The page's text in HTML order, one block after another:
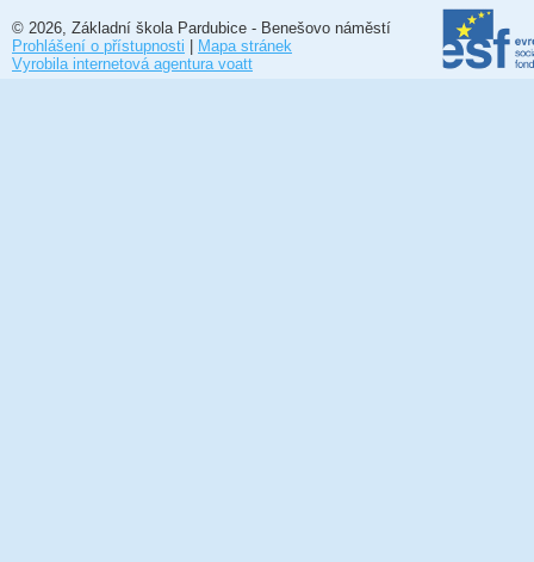
© 2026, Základní škola Pardubice - Benešovo náměstí
Prohlášení o přístupnosti | Mapa stránek
Vyrobila internetová agentura voatt